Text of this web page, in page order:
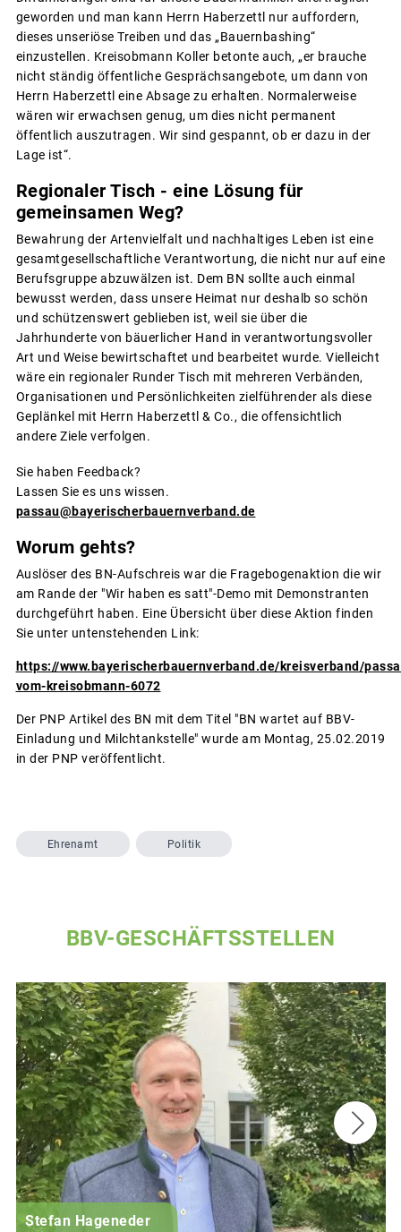
geworden und man kann Herrn Haberzettl nur auffordern,
dieses unseriöse Treiben und das „Bauernbashing“
einzustellen. Kreisobmann Koller betonte auch, „er brauche
nicht ständig öffentliche Gesprächsangebote, um dann von
Herrn Haberzettl eine Absage zu erhalten. Normalerweise
wären wir erwachsen genug, um dies nicht permanent
öffentlich auszutragen. Wir sind gespannt, ob er dazu in der
Lage ist“.
Regionaler Tisch - eine Lösung für
gemeinsamen Weg?
Bewahrung der Artenvielfalt und nachhaltiges Leben ist eine
gesamtgesellschaftliche Verantwortung, die nicht nur auf eine
Berufsgruppe abzuwälzen ist. Dem BN sollte auch einmal
bewusst werden, dass unsere Heimat nur deshalb so schön
und schützenswert geblieben ist, weil sie über die
Jahrhunderte von bäuerlicher Hand in verantwortungsvoller
Art und Weise bewirtschaftet und bearbeitet wurde. Vielleicht
wäre ein regionaler Runder Tisch mit mehreren Verbänden,
Organisationen und Persönlichkeiten zielführender als diese
Geplänkel mit Herrn Haberzettl & Co., die offensichtlich
andere Ziele verfolgen.
Sie haben Feedback?
Lassen Sie es uns wissen.
passau@bayerischerbauernverband.de
Worum gehts?
Auslöser des BN-Aufschreis war die Fragebogenaktion die wir
am Rande der "Wir haben es satt"-Demo mit Demonstranten
durchgeführt haben. Eine Übersicht über diese Aktion finden
Sie unter untenstehenden Link:
https://www.bayerischerbauernverband.de/kreisverband/
vom-kreisobmann-6072
Der PNP Artikel des BN mit dem Titel "BN wartet auf BBV-
Einladung und Milchtankstelle" wurde am Montag, 25.02.2019
in der PNP veröffentlicht.
Ehrenamt Politik
BBV-GESCHÄFTSSTELLEN
Stefan Hageneder